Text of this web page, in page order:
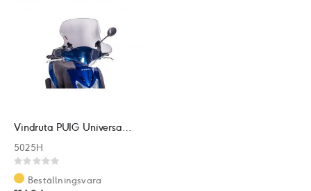
Vindruta PUIG Universal/Agility
5025H
Rating:
0%
Beställningsvara